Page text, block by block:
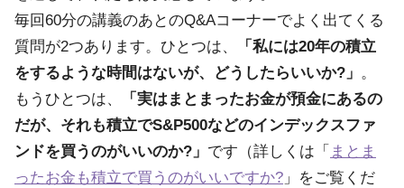
毎回60分の講義のあとのQ&Aコーナーでよく出てくる
質問が2つあります。ひとつは、
「私には20年の積立
をするような時間はないが、どうしたらいいか?」 。
もうひとつは、
「実はまとまったお金が預金にあるの
だが、それも積立でS&P500などのインデックスファ
ンドを買うのがいいのか?」 です（詳しくは「 まとま
ったお金も積立で買うのがいいですか? 」をご覧くだ